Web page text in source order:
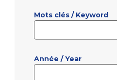
Mots clés / Keyword
Année / Year